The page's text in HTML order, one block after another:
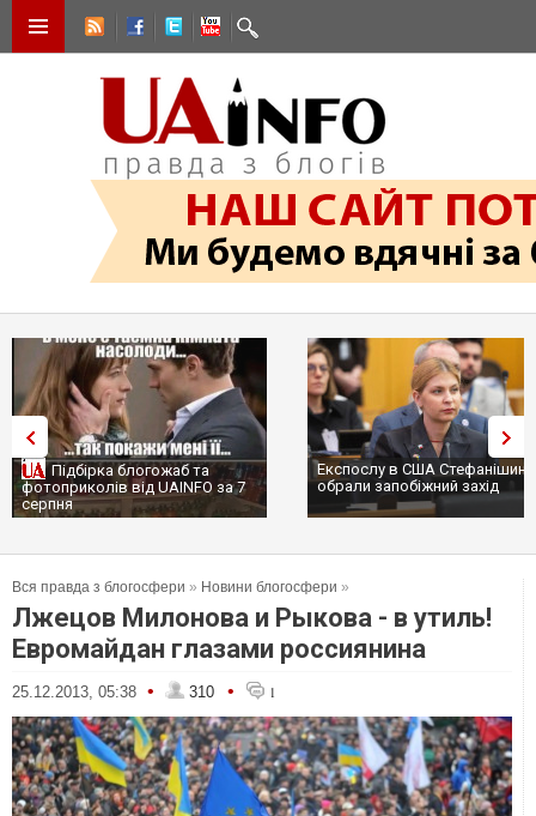
Підбірка блогожаб та
фотоприколів від UAINFO за 7
серпня
Експослу в США Стефанішиній
обрали запобіжний захід
Вся правда з блогосфери » Новини блогосфери »
Лжецов Милонова и Рыкова - в утиль!
Евромайдан глазами россиянина
25.12.2013, 05:38 • 310 • 1